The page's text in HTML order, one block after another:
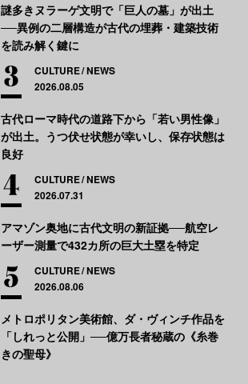
謎多きヌラーゲ文明で「巨人の墓」が出土
──異例の二層構造が古代の埋葬・建築技術
を読み解く鍵に
CULTURE NEWS
2026.08.05
古代ローマ時代の道路下から「若い男性像」
が出土。うつ伏せ状態が幸いし、保存状態は
良好
CULTURE NEWS
2026.07.31
アマゾン奥地に古代文明の新証拠──航空レ
ーザー測量で432カ所の巨大土塁を特定
CULTURE NEWS
2026.08.06
メトロポリタン美術館、ダ・ヴィンチ作品を
「しれっと公開」──億万長者秘蔵の《糸巻
きの聖母》